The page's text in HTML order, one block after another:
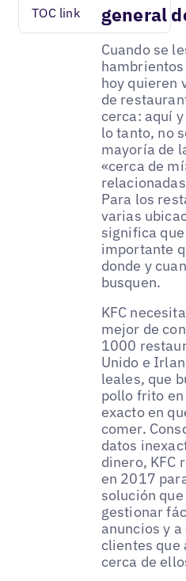
TOC link
general
Cuando se
hoy quieren
de
cerca: aquí
lo tanto, no
mayoría de
«cerca de
Para los
varias
significa
importante
donde y
busquen.
KFC
mejor de
1000
Unido e
leales, que
pollo frito
exacto en
comer.
datos
dinero, KFC
en 2017
solución
gestionar
anuncios y
clientes que
cerca de